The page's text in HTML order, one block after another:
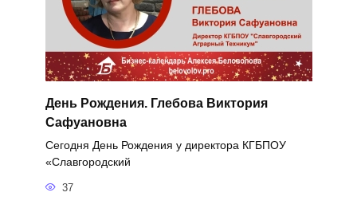
День Рождения. Глебова Виктория
Сафуановна
Сегодня День Рождения у директора КГБПОУ
«Славгородский
37